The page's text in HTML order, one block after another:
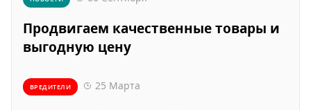
Продвигаем качественные товары и
выгодную цену
ВРЕДИТЕЛИ 25 Марта